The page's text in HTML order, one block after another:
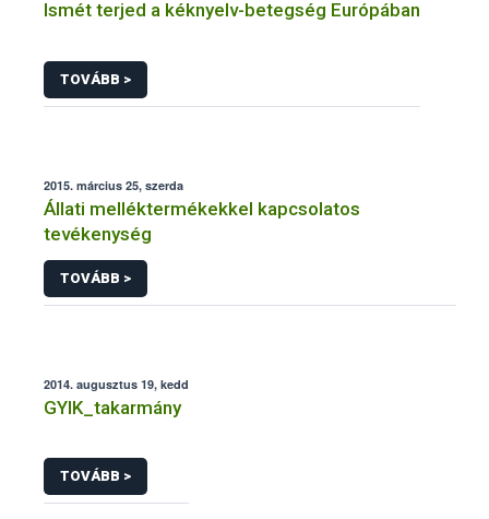
Ismét terjed a kéknyelv-betegség Európában
TOVÁBB >
2015. március 25, szerda
Állati melléktermékekkel kapcsolatos
tevékenység
TOVÁBB >
2014. augusztus 19, kedd
GYIK_takarmány
TOVÁBB >